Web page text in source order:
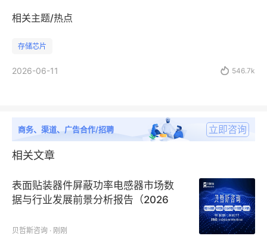
相关主题/热点
存储芯片
2026-06-11  546.7k
商务、渠道、广告合作/招聘 立即咨询
相关文章
表面贴装器件屏蔽功率电感器市场数
据与行业发展前景分析报告（2026
贝哲斯咨询 · 刚刚